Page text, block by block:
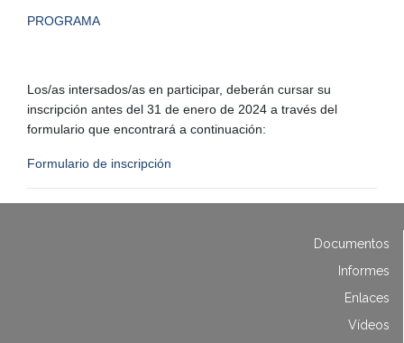
PROGRAMA
Los/as intersados/as en participar, deberán cursar su
inscripción antes del 31 de enero de 2024 a través del
formulario que encontrará a continuación:
Formulario de inscripción
Documentos
Informes
Enlaces
Vídeos